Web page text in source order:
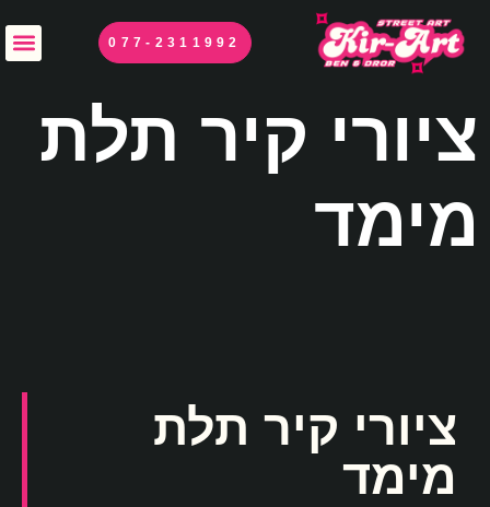
לתוכן
077-2311992
ציורי קיר תלת
מימד
ציורי קיר תלת
מימד